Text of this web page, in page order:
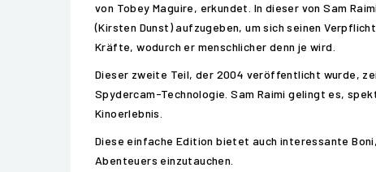
von Tobey Maguire, erkundet. In dieser von Sam
(Kirsten Dunst) aufzugeben, um sich seinen
Kräfte, wodurch er menschlicher denn je wird.
Dieser zweite Teil, der 2004 veröffentlicht wurde,
Spydercam-Technologie. Sam Raimi gelingt es,
Kinoerlebnis.
Diese einfache Edition bietet auch interessante
Abenteuers einzutauchen.